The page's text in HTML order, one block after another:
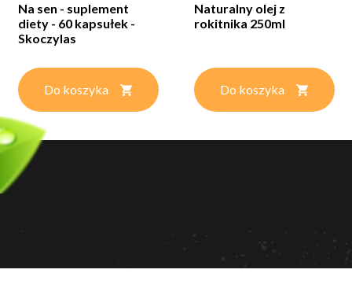
Na sen - suplement
diety - 60 kapsułek -
Skoczylas
Do koszyka
Naturalny olej z
rokitnika 250ml
Do koszyka